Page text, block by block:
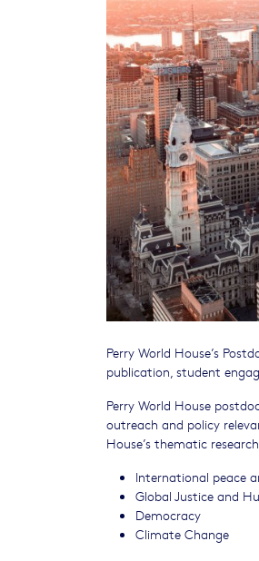
Perry World House’s
publication, student
Perry World House
outreach and policy
House’s thematic
International peace
Global Justice and
Democracy
Climate Change